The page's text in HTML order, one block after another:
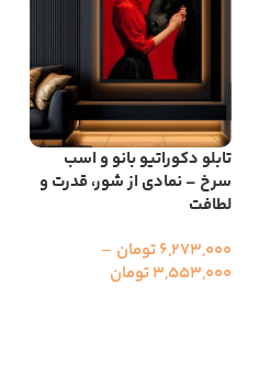
تابلو دکوراتیو بانو و اسب
سرخ – نمادی از شور، قدرت و
لطافت
6,273,000تومان –
3,553,000تومان